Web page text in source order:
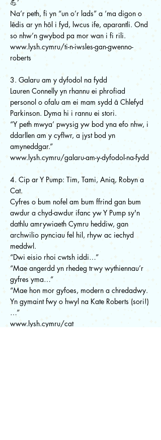
💪’
Na’r peth, fi yn “un o’r lads” a ‘ma digon o
lêdis ar yn hôl i fyd, lwcus ife, aparantli. Ond
so nhw’n gwybod pa mor wan i fi rili.
www.lysh.cymru/ti-n-iwsles-gan-gwenno-
roberts
3. Galaru am y dyfodol na fydd
Lauren Connelly yn rhannu ei phrofiad
personol o ofalu am ei mam sydd â Chlefyd
Parkinson. Dyma hi i rannu ei stori.
“Y peth mwya’ pwysig yw bod yna efo nhw, i
ddarllen am y cyflwr, a jyst bod yn
amyneddgar.”
www.lysh.cymru/galaru-am-y-dyfodol-na-fydd
4. Cip ar Y Pump: Tim, Tami, Aniq, Robyn a
Cat.
Cyfres o bum nofel am bum ffrind gan bum
awdur a chyd-awdur ifanc yw Y Pump sy'n
dathlu amrywiaeth Cymru heddiw, gan
archwilio pynciau fel hil, rhyw ac iechyd
meddwl.
“Dwi eisio rhoi cwtsh iddi…”
“Mae angerdd yn rhedeg trwy wythiennau’r
gyfres yma…”
“Mae hon mor gyfoes, modern a chredadwy.
Yn gymaint fwy o hwyl na Kate Roberts (sori!)
…”
www.lysh.cymru/cat